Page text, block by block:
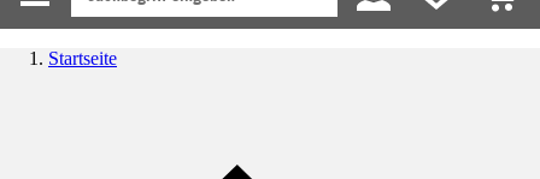
Startseite